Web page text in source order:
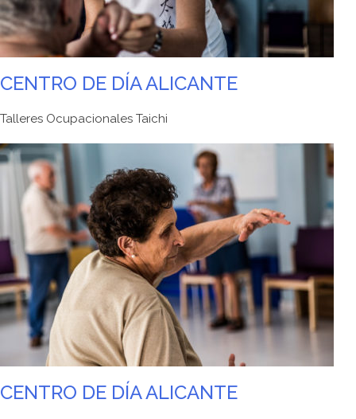
CENTRO DE DÍA ALICANTE
Talleres Ocupacionales Taichi
CENTRO DE DÍA ALICANTE